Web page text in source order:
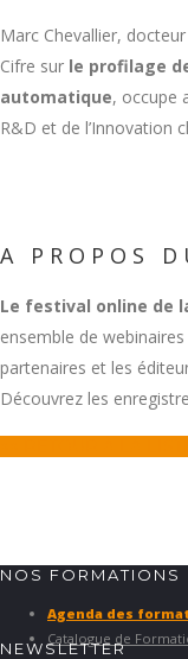
Marc Chevallier,
Cifre sur le profilage
automatique, occupe
R&D et de l’Innovation
A PROPOS
Le festival online de
ensemble de
partenaires et les
Découvrez les
NOS FORMATIONS
Agenda des
Catalogue de
NEWSLETTER